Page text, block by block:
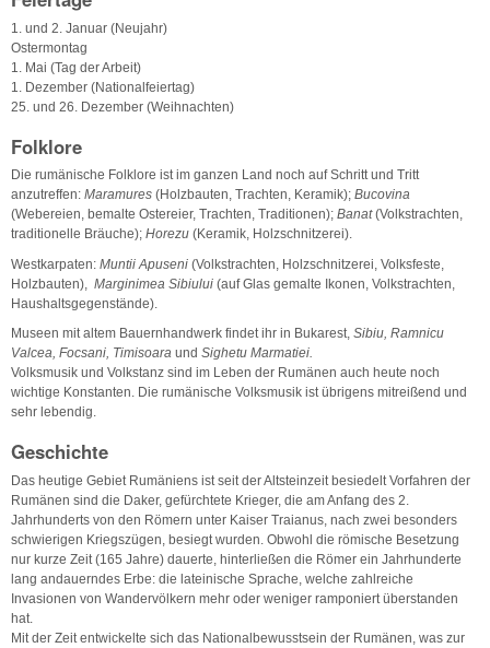
1. und 2. Januar (Neujahr)
Ostermontag
1. Mai (Tag der Arbeit)
1. Dezember (Nationalfeiertag)
25. und 26. Dezember (Weihnachten)
Folklore
Die rumänische Folklore ist im ganzen Land noch auf Schritt und Tritt
anzutreffen: Maramures (Holzbauten, Trachten, Keramik); Bucovina
(Webereien, bemalte Ostereier, Trachten, Traditionen); Banat(Volkstrachten,
traditionelle Bräuche); Horezu (Keramik, Holzschnitzerei).
Westkarpaten: Muntii Apuseni (Volkstrachten, Holzschnitzerei, Volksfeste,
Holzbauten), Marginimea Sibiului (auf Glas gemalte Ikonen, Volkstrachten,
Haushaltsgegenstände).
Museen mit altem Bauernhandwerk findet ihr in Bukarest, Sibiu, Ramnicu
Valcea, Focsani, Timisoara und Sighetu Marmatiei.
Volksmusik und Volkstanz sind im Leben der Rumänen auch heute noch
wichtige Konstanten. Die rumänische Volksmusik ist übrigens mitreißend und
sehr lebendig.
Geschichte
Das heutige Gebiet Rumäniens ist seit der Altsteinzeit besiedelt Vorfahren der
Rumänen sind die Daker, gefürchtete Krieger, die am Anfang des 2.
Jahrhunderts von den Römern unter Kaiser Traianus, nach zwei besonders
schwierigen Kriegszügen, besiegt wurden. Obwohl die römische Besetzung
nur kurze Zeit (165 Jahre) dauerte, hinterließen die Römer ein Jahrhunderte
lang andauerndes Erbe: die lateinische Sprache, welche zahlreiche
Invasionen von Wandervölkern mehr oder weniger ramponiert überstanden
hat.
Mit der Zeit entwickelte sich das Nationalbewusstsein der Rumänen, was zur